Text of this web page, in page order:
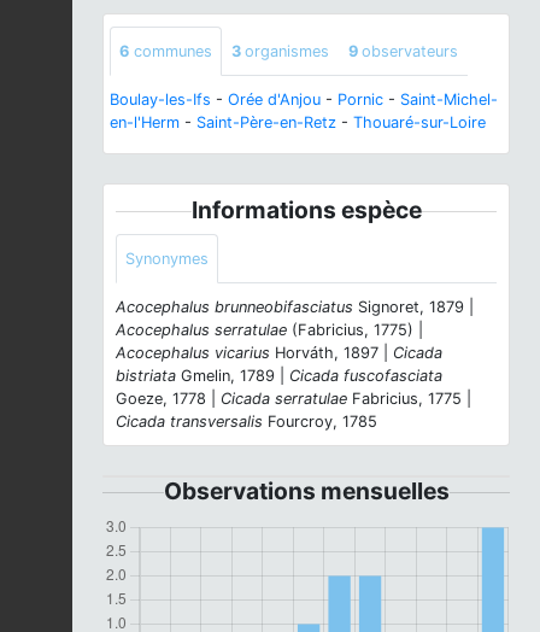
6 communes 3 organismes 9 observateurs
Boulay-les-Ifs - Orée d'Anjou - Pornic - Saint-Michel-
en-l'Herm - Saint-Père-en-Retz - Thouaré-sur-Loire
Informations espèce
Synonymes
Acocephalus brunneobifasciatus Signoret, 1879 |
Acocephalus serratulae (Fabricius, 1775) |
Acocephalus vicarius Horváth, 1897 | Cicada
bistriata Gmelin, 1789 | Cicada fuscofasciata
Goeze, 1778 | Cicada serratulae Fabricius, 1775 |
Cicada transversalis Fourcroy, 1785
Observations mensuelles